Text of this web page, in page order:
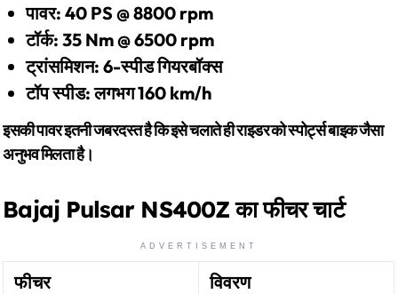
पावर: 40 PS @ 8800 rpm
टॉर्क: 35 Nm @ 6500 rpm
ट्रांसमिशन: 6-स्पीड गियरबॉक्स
टॉप स्पीड: लगभग 160 km/h
इसकी पावर इतनी जबरदस्त है कि इसे चलाते ही राइडर को स्पोर्ट्स बाइक जैसा
अनुभव मिलता है।
Bajaj Pulsar NS400Z का फीचर चार्ट
ADVERTISEMENT
फीचर
विवरण